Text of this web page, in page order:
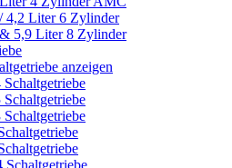
4,2 Liter 6 Zylinder
5,9 Liter 8 Zylinder
anzeigen
Schaltgetriebe
Schaltgetriebe
Schaltgetriebe